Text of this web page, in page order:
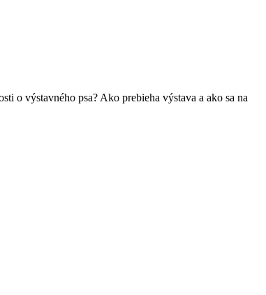
o výstavného psa? Ako prebieha výstava a ako sa na